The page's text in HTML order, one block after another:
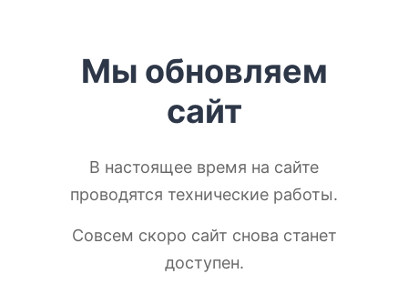
Мы обновляем
сайт
В настоящее время на сайте
проводятся технические работы.
Совсем скоро сайт снова станет
доступен.